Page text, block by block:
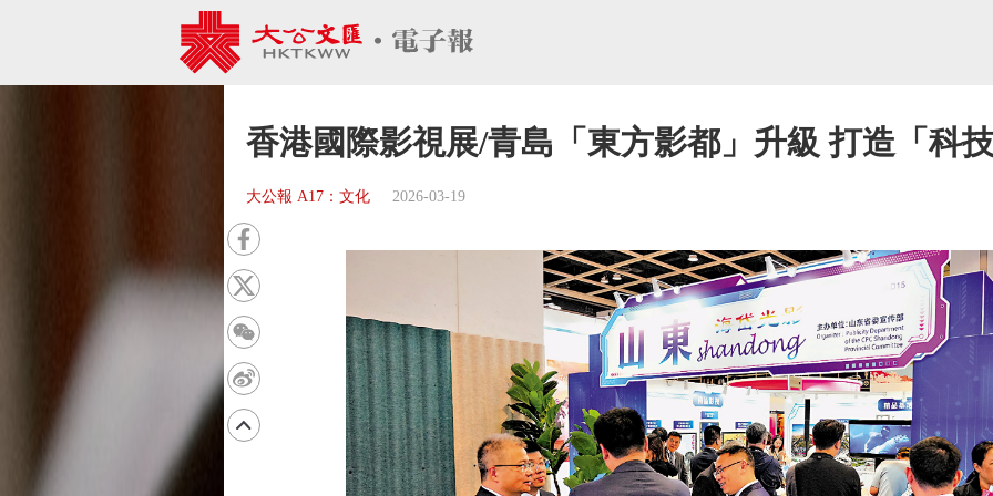
香港國際影視展/青島「東方影都」升級 打造「科
大公報 A17：文化 2026-03-19